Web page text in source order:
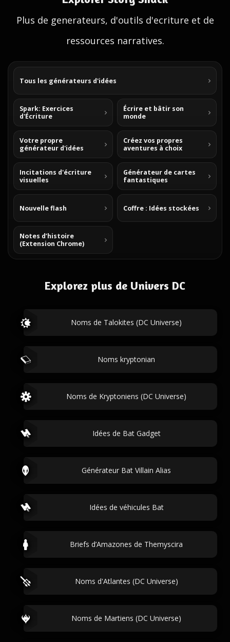
Plus de generateurs, d'outils d'ecriture et de
ressources narratives.
Tous les générateurs d'idées
Spark: Exercices
d'Écriture
Écrire et bâtir son
monde
Votre propre
générateur d'idées
Créez vos propres
aventures à choix
Incitations d'écriture
visuelles
Générateur de cartes
fantastiques
Nouvelle flash Coffre : Idées stockées
Notes d’histoire
(Extension Chrome)
Explorez plus de Univers DC
Noms de Talokites (DC Universe)
Noms kryptonian
Noms de Kryptoniens (DC Universe)
Idées de Bat Gadget
Générateur Bat Villain Alias
Idées de véhicules Bat
Briefs d’Amazones de Themyscira
Noms d'Atlantes (DC Universe)
Noms de Martiens (DC Universe)